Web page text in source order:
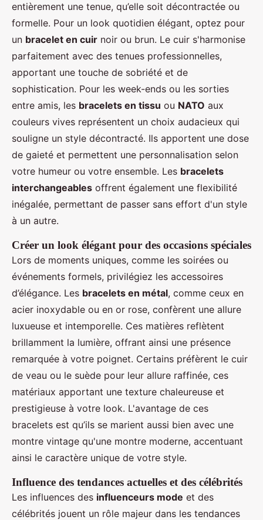
entièrement une tenue, qu’elle soit décontractée ou
formelle. Pour un look quotidien élégant, optez pour
un bracelet en cuir noir ou brun. Le cuir s'harmonise
parfaitement avec des tenues professionnelles,
apportant une touche de sobriété et de
sophistication. Pour les week-ends ou les sorties
entre amis, les bracelets en tissu ou NATO aux
couleurs vives représentent un choix audacieux qui
souligne un style décontracté. Ils apportent une dose
de gaieté et permettent une personnalisation selon
votre humeur ou votre ensemble. Les bracelets
interchangeables offrent également une flexibilité
inégalée, permettant de passer sans effort d'un style
à un autre.
Créer un look élégant pour des occasions spéciales
Lors de moments uniques, comme les soirées ou
événements formels, privilégiez les accessoires
d’élégance. Les bracelets en métal, comme ceux en
acier inoxydable ou en or rose, confèrent une allure
luxueuse et intemporelle. Ces matières reflètent
brillamment la lumière, offrant ainsi une présence
remarquée à votre poignet. Certains préfèrent le cuir
de veau ou le suède pour leur allure raffinée, ces
matériaux apportant une texture chaleureuse et
prestigieuse à votre look. L'avantage de ces
bracelets est qu’ils se marient aussi bien avec une
montre vintage qu'une montre moderne, accentuant
ainsi le caractère unique de votre style.
Influence des tendances actuelles et des célébrités
Les influences des influenceurs mode et des
célébrités jouent un rôle majeur dans les tendances